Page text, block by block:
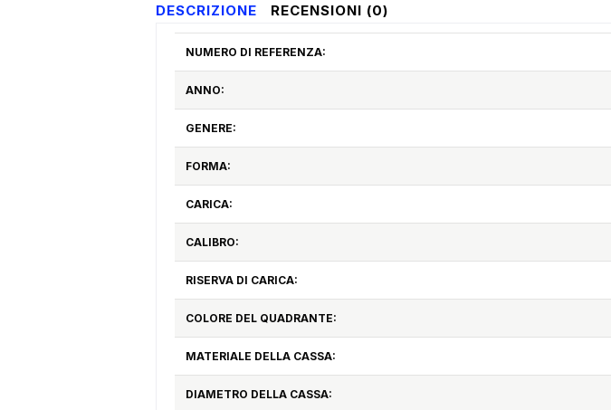
DESCRIZIONE RECENSIONI (0)
NUMERO DI REFERENZA:
ANNO:
GENERE:
FORMA:
CARICA:
CALIBRO:
RISERVA DI CARICA:
COLORE DEL QUADRANTE:
MATERIALE DELLA CASSA:
DIAMETRO DELLA CASSA: